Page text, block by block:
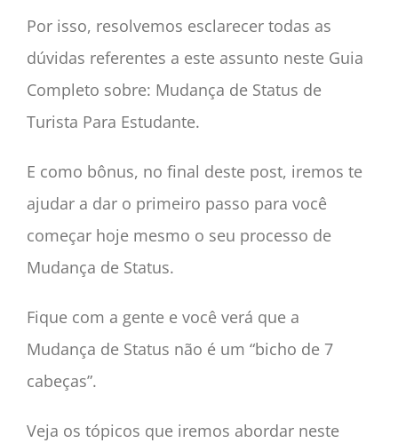
Por isso, resolvemos esclarecer todas as
dúvidas referentes a este assunto neste Guia
Completo sobre: Mudança de Status de
Turista Para Estudante.
E como bônus, no final deste post, iremos te
ajudar a dar o primeiro passo para você
começar hoje mesmo o seu processo de
Mudança de Status.
Fique com a gente e você verá que a
Mudança de Status não é um “bicho de 7
cabeças”.
Veja os tópicos que iremos abordar neste